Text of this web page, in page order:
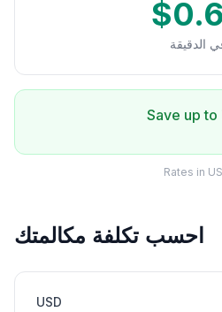
الدقيقة
Save up to
Rates in
احسب تكلفة مكالمتك
USD